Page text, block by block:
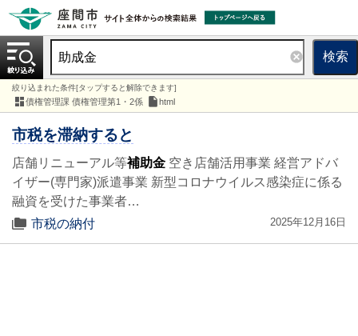
検索
絞り込まれた条件[タップすると解除できます]
債権管理課 債権管理第1・2係 html
市税を滞納すると
店舗リニューアル等補助金 空き店舗活用事業 経営アドバ
イザー(専門家)派遣事業 新型コロナウイルス感染症に係る
融資を受けた事業者…
市税の納付
2025年12月16日